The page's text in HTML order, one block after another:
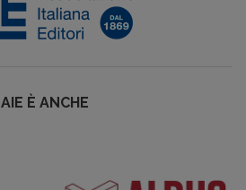
AIE È ANCHE